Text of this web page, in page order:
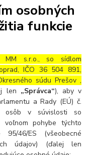
osobných
funkcie
MM s.r.o., so sídlom
IČO 36 504 891,
súdu Prešov ,
len „Správca“), aby v
a Rady (EÚ) č.
osôb v súvislosti so
voľnom pohybe týchto
46/ES (všeobecné
údajov) (ďalej len